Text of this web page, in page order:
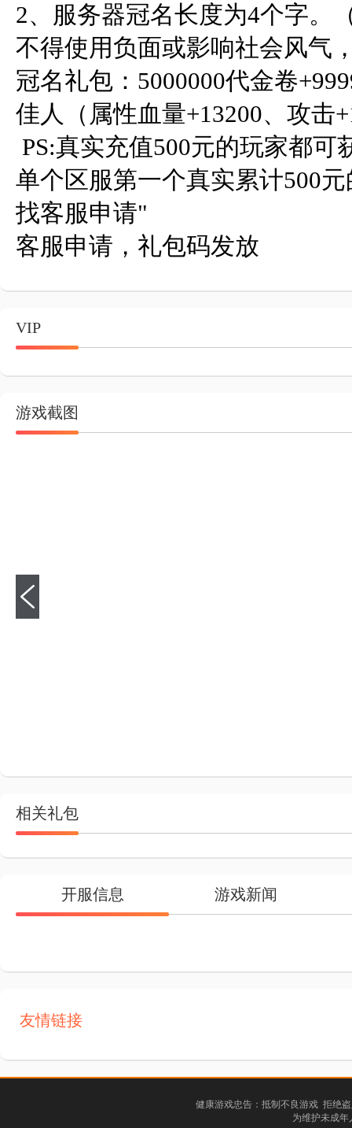
2、服务器冠名长度为4个字。
不得使用负面或影响社会风气
冠名礼包：5000000代金卷
佳人（属性血量+13200、攻击
单个区服第一个真实累计500
找客服申请"
客服申请，礼包码发放
VIP
游戏截图
相关礼包
开服信息 游戏新闻
友情链接
健康游戏忠告：抵制不良游戏 拒绝
为维护未成